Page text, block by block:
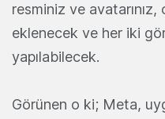
resminiz ve
eklenecek ve her iki
yapılabilecek.
Görünen o ki; Meta,